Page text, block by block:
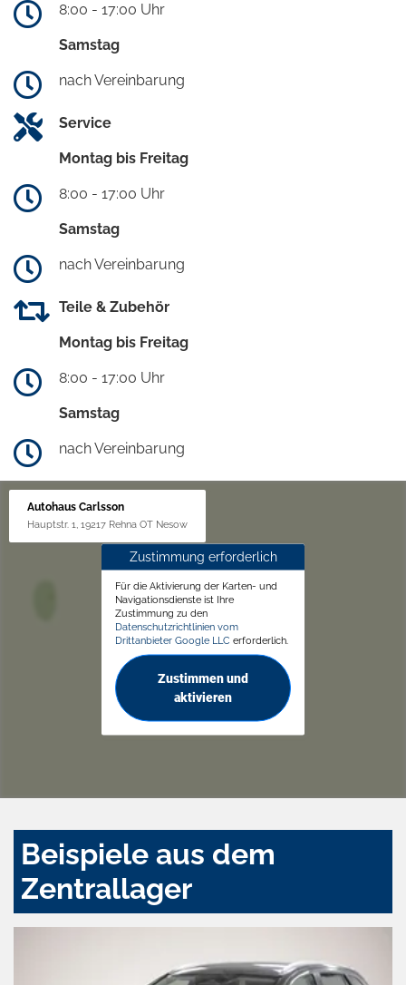
8:00 - 17:00 Uhr
Samstag
nach Vereinbarung
Service
Montag bis Freitag
8:00 - 17:00 Uhr
Samstag
nach Vereinbarung
Teile & Zubehör
Montag bis Freitag
8:00 - 17:00 Uhr
Samstag
nach Vereinbarung
Autohaus Carlsson
Hauptstr. 1, 19217 Rehna OT Nesow
Zustimmung erforderlich
Für die Aktivierung der Karten- und
Navigationsdienste ist Ihre
Zustimmung zu den
Datenschutzrichtlinien vom
Drittanbieter Google LLC erforderlich.
Zustimmen und
aktivieren
Beispiele aus dem
Zentrallager